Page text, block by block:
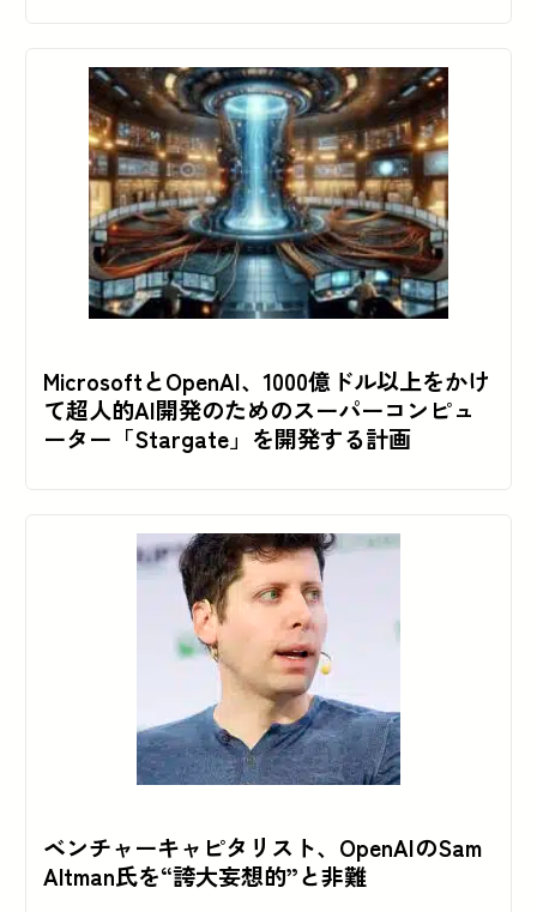
MicrosoftとOpenAI、1000億ドル以上をかけ
て超人的AI開発のためのスーパーコンピュ
ーター「Stargate」を開発する計画
ベンチャーキャピタリスト、OpenAIのSam
Altman氏を“誇大妄想的”と非難